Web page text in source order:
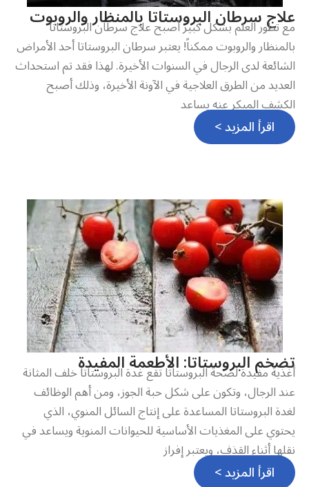
علاج سرطان البروستاتا بالمنظار والروبوت
مع تطور العلم بشكل كبير أصبح علاج سرطان البروستاتا
بالمنظار والروبوت ممكناً! يعتبر سرطان البروستاتا أحد الأمراض
الشائعة لدى الرجال في السنوات الأخيرة. لهذا فقد تم استحداث
العديد من الطرق العلاجية في الآونة الأخيرة، وذلك أصبح
الكشف المبكر عنه يساعد
اقرأ المزيد >
تضخم البروستاتا: الأطعمة المفيدة
أغذية مفيدة لصحة البروستاتا تقع غدة البروستاتا خلف المثانة
عند الرجال، وتكون على شكل حبة الجوز، ومن أهم الوظائف
لغدة البروستاتا المساعدة على إنتاج السائل المنوي، الذي
يحتوي على المغذيات الأساسية للحيوانات المنوية ويساعد في
نقلها أثناء القذف، ويعتبر إفراز
اقرأ المزيد >